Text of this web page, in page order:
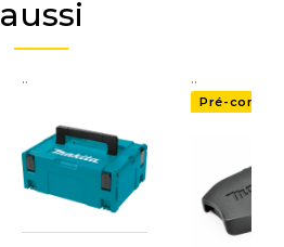
aussi
.. ..
Pré-